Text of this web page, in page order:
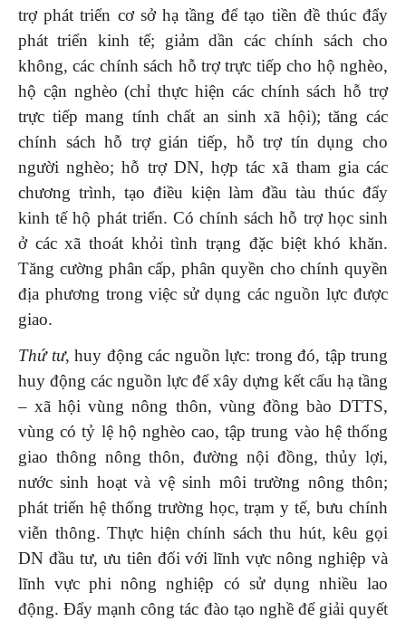
trợ phát triển cơ sở hạ tầng để tạo tiền đề thúc đẩy
phát triển kinh tế; giảm dần các chính sách cho
không, các chính sách hỗ trợ trực tiếp cho hộ nghèo,
hộ cận nghèo (chỉ thực hiện các chính sách hỗ trợ
trực tiếp mang tính chất an sinh xã hội); tăng các
chính sách hỗ trợ gián tiếp, hỗ trợ tín dụng cho
người nghèo; hỗ trợ DN, hợp tác xã tham gia các
chương trình, tạo điều kiện làm đầu tàu thúc đẩy
kinh tế hộ phát triển. Có chính sách hỗ trợ học sinh
ở các xã thoát khỏi tình trạng đặc biệt khó khăn.
Tăng cường phân cấp, phân quyền cho chính quyền
địa phương trong việc sử dụng các nguồn lực được
giao.
Thứ tư, huy động các nguồn lực: trong đó, tập trung
huy động các nguồn lực để xây dựng kết cấu hạ tầng
– xã hội vùng nông thôn, vùng đồng bào DTTS,
vùng có tỷ lệ hộ nghèo cao, tập trung vào hệ thống
giao thông nông thôn, đường nội đồng, thủy lợi,
nước sinh hoạt và vệ sinh môi trường nông thôn;
phát triển hệ thống trường học, trạm y tế, bưu chính
viễn thông. Thực hiện chính sách thu hút, kêu gọi
DN đầu tư, ưu tiên đối với lĩnh vực nông nghiệp và
lĩnh vực phi nông nghiệp có sử dụng nhiều lao
động. Đẩy mạnh công tác đào tạo nghề để giải quyết